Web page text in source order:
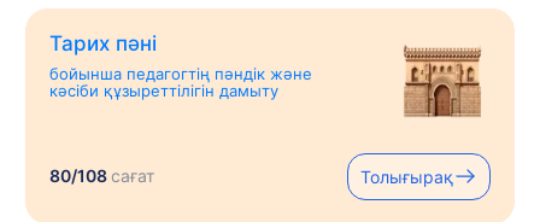
Тарих пәні
бойынша педагогтің пәндік және
кәсіби құзыреттілігін дамыту
80/108сағат Толығырақ